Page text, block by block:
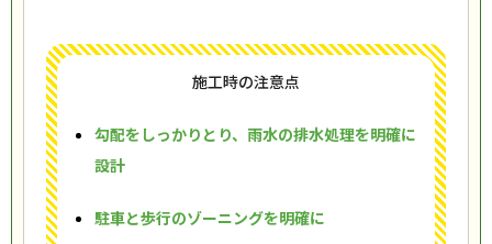
施工時の注意点
勾配をしっかりとり、雨水の排水処理を明確に
設計
駐車と歩行のゾーニングを明確に